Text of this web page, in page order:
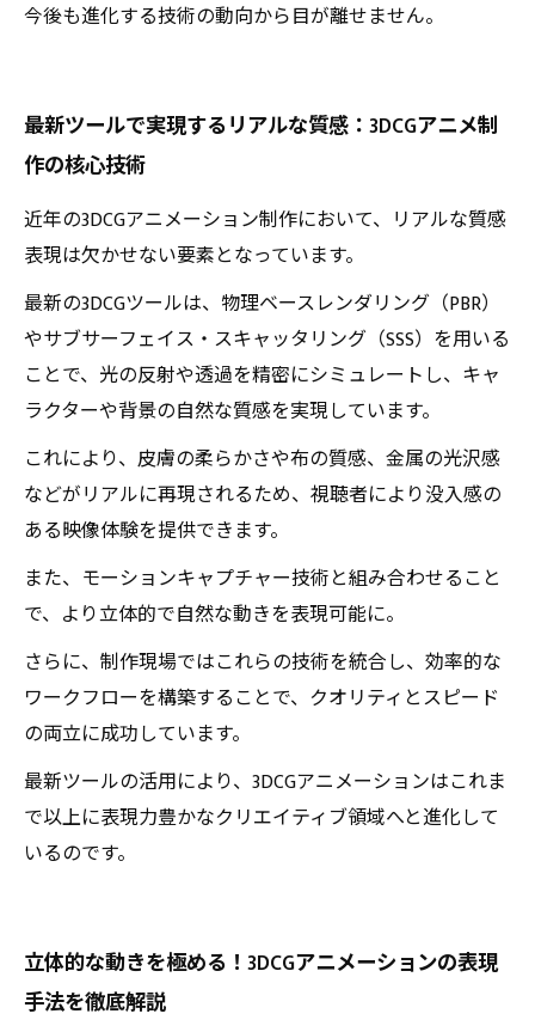
今後も進化する技術の動向から目が離せません。
最新ツールで実現するリアルな質感：3DCGアニメ制
作の核心技術
近年の3DCGアニメーション制作において、リアルな質感
表現は欠かせない要素となっています。
最新の3DCGツールは、物理ベースレンダリング（PBR）
やサブサーフェイス・スキャッタリング（SSS）を用いる
ことで、光の反射や透過を精密にシミュレートし、キャ
ラクターや背景の自然な質感を実現しています。
これにより、皮膚の柔らかさや布の質感、金属の光沢感
などがリアルに再現されるため、視聴者により没入感の
ある映像体験を提供できます。
また、モーションキャプチャー技術と組み合わせること
で、より立体的で自然な動きを表現可能に。
さらに、制作現場ではこれらの技術を統合し、効率的な
ワークフローを構築することで、クオリティとスピード
の両立に成功しています。
最新ツールの活用により、3DCGアニメーションはこれま
で以上に表現力豊かなクリエイティブ領域へと進化して
いるのです。
立体的な動きを極める！3DCGアニメーションの表現
手法を徹底解説